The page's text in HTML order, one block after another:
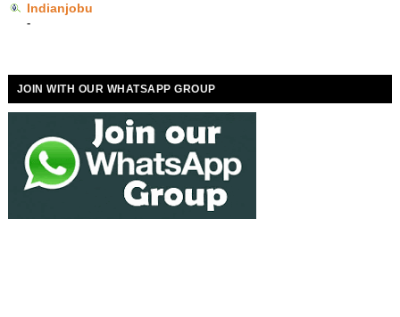
Indianjobu
-
JOIN WITH OUR WHATSAPP GROUP